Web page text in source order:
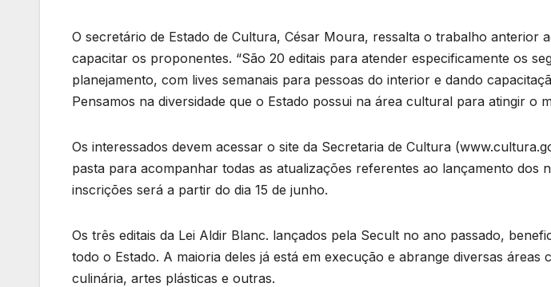
O secretário de Estado de Cultura, César Moura, ressalta o trabalho anterior
capacitar os proponentes. “São 20 editais para atender especificamente os
planejamento, com lives semanais para pessoas do interior e dando
Pensamos na diversidade que o Estado possui na área cultural para atingir o
Os interessados devem acessar o site da Secretaria de Cultura
pasta para acompanhar todas as atualizações referentes ao lançamento dos
inscrições será a partir do dia 15 de junho.
Os três editais da Lei Aldir Blanc. lançados pela Secult no ano passado,
todo o Estado. A maioria deles já está em execução e abrange diversas áreas
culinária, artes plásticas e outras.